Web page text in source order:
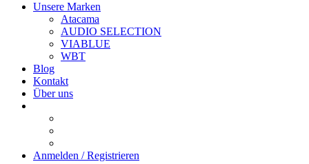
Unsere Marken
Atacama
AUDIO SELECTION
VIABLUE
WBT
Blog
Kontakt
Über uns
Anmelden / Registrieren